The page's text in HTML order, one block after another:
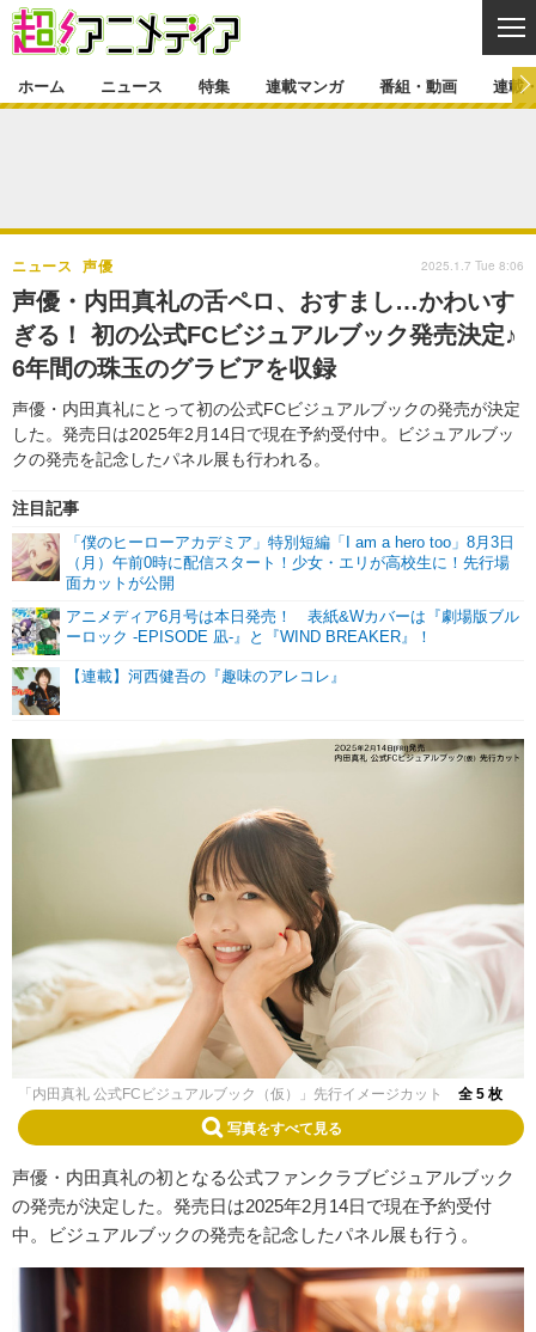
ゲーム・アプリ マンガ
グッズ イベント
声優
舞台 新帝スタ
特集一覧 カバー
ラキりす
連載マンガ
連載マンガ一覧
番組・動画
番組・動画一覧 ラジオ
動画
連載・ブログ
連載・ブログ一覧
編集部ブログ・お知らせ
ホーム ニュース 特集 連載マンガ 番組・動画 連載
声優・内田真礼の舌ペロ、おすまし…かわいす
ぎる！ 初の公式FCビジュアルブック発売決定♪
6年間の珠玉のグラビアを収録
声優・内田真礼にとって初の公式FCビジュアルブックの発売が決定
した。発売日は2025年2月14日で現在予約受付中。ビジュアルブッ
クの発売を記念したパネル展も行われる。
ニュース 声優
注目記事
「僕のヒーローアカデミア」特別短編「I am a hero too」8月3日
（月）午前0時に配信スタート！少女・エリが高校生に！先行場
面カットが公開
アニメディア6月号は本日発売！ 表紙&Wカバーは『劇場版ブル
ーロック -EPISODE 凪-』と『WIND BREAKER』！
【連載】河西健吾の『趣味のアレコレ』
2025.1.7 Tue 8:06
「内田真礼 公式FCビジュアルブック（仮）」先行イメージカット 全 5 枚
写真をすべて見る
声優・内田真礼の初となる公式ファンクラブビジュアルブック
の発売が決定した。発売日は2025年2月14日で現在予約受付
中。ビジュアルブックの発売を記念したパネル展も行う。